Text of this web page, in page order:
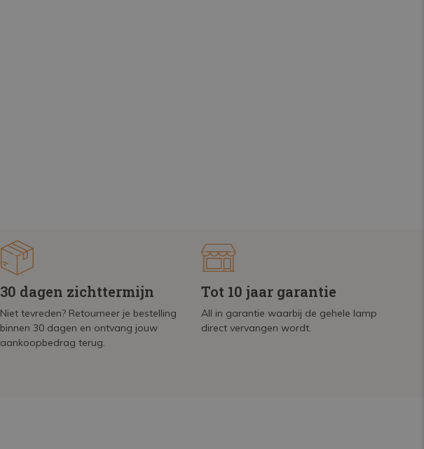
30 dagen zichttermijn
Niet tevreden? Retourneer je bestelling
binnen 30 dagen en ontvang jouw
aankoopbedrag terug.
Tot 10 jaar garantie
All in garantie waarbij de gehele lamp
direct vervangen wordt.